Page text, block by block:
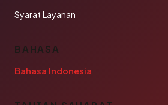
Syarat Layanan
BAHASA
Bahasa Indonesia